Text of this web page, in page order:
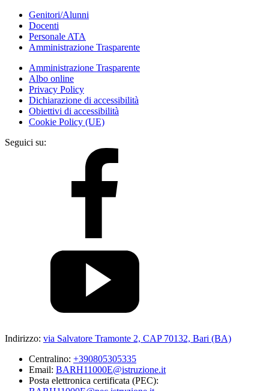
Genitori/Alunni
Docenti
Personale ATA
Amministrazione Trasparente
Amministrazione Trasparente
Albo online
Privacy Policy
Dichiarazione di accessibilità
Obiettivi di accessibilità
Cookie Policy (UE)
Seguici su:
Indirizzo: via Salvatore Tramonte 2, CAP 70132, Bari (BA)
Centralino: +390805305335
Email: BARH11000E@istruzione.it
Posta elettronica certificata (PEC):